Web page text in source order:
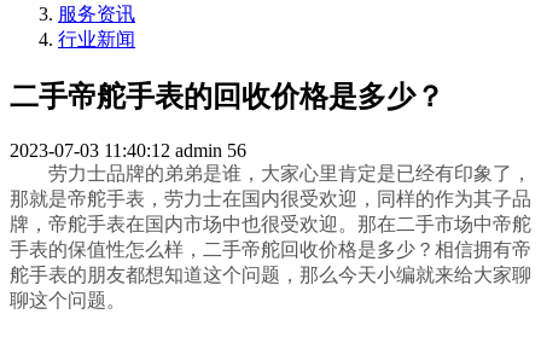
服务资讯
行业新闻
二手帝舵手表的回收价格是多少？
2023-07-03 11:40:12 admin 56
劳力士品牌的弟弟是谁，大家心里肯定是已经有印象了，
那就是帝舵手表，劳力士在国内很受欢迎，同样的作为其子品
牌，帝舵手表在国内市场中也很受欢迎。那在二手市场中帝舵
手表的保值性怎么样，二手帝舵回收价格是多少？相信拥有帝
舵手表的朋友都想知道这个问题，那么今天小编就来给大家聊
聊这个问题。